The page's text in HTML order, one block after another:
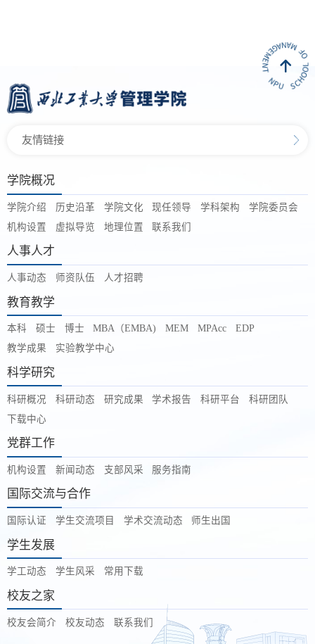
友情链接
学院概况
学院介绍 历史沿革 学院文化 现任领导 学科架构
学院委员会
机构设置
虚拟导览 地理位置 联系我们
人事人才
人事动态 师资队伍 人才招聘
教育教学
本科 硕士 博士 MBA（EMBA) MEM MPAcc
EDP
教学成果
实验教学中心
科学研究
科研概况 科研动态 研究成果 学术报告 科研平台
科研团队
下载中心
党群工作
机构设置 新闻动态 支部风采 服务指南
国际交流与合作
国际认证 学生交流项目 学术交流动态 师生出国
学生发展
学工动态 学生风采 常用下载
校友之家
校友会简介 校友动态 联系我们